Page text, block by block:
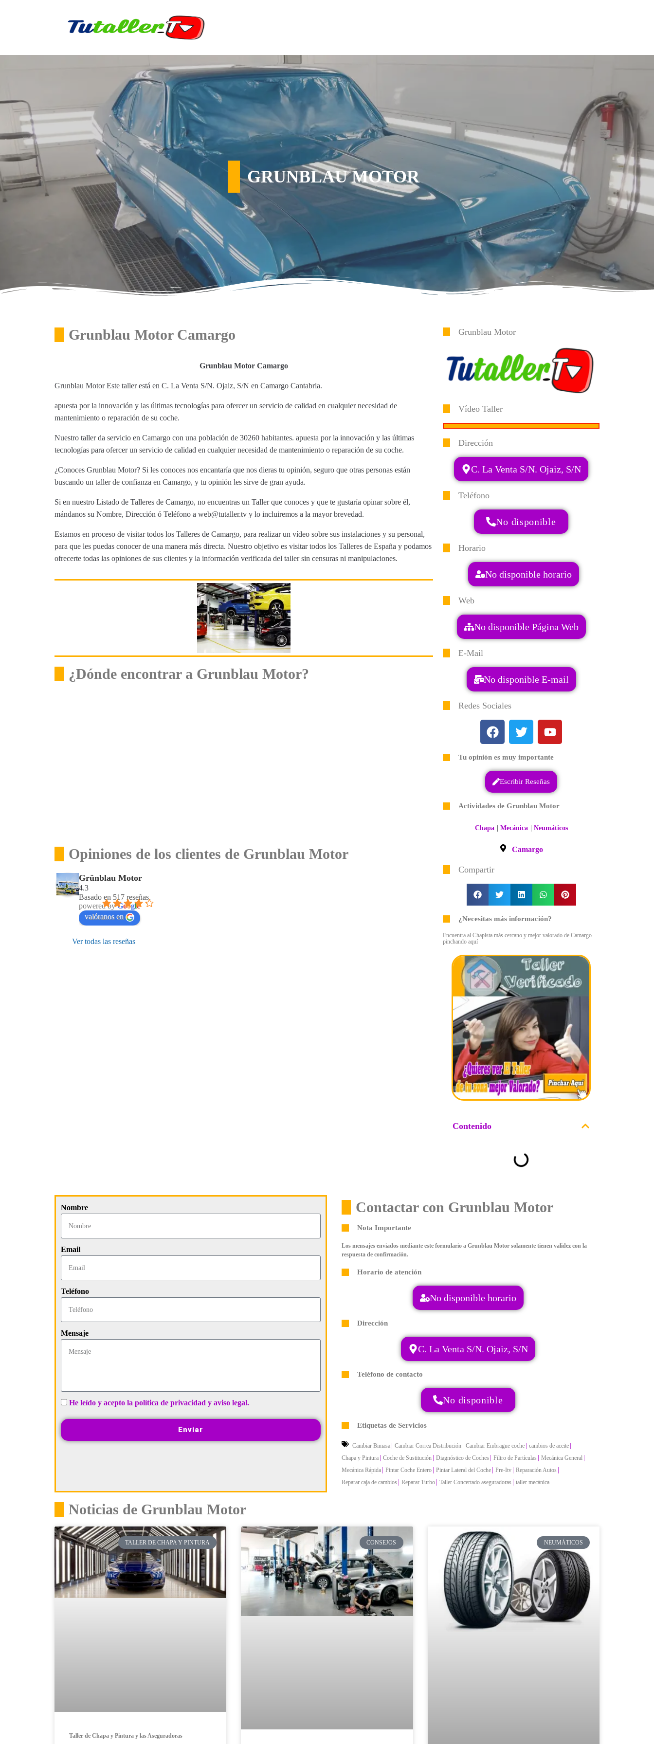
GRUNBLAU MOTOR
Grunblau Motor Camargo
Grunblau Motor Camargo
Grunblau Motor Este taller está en C. La Venta S/N. Ojaiz, S/N en Camargo Cantabria.
apuesta por la innovación y las últimas tecnologías para ofercer un servicio de calidad en cualquier necesidad de
mantenimiento o reparación de su coche.
Nuestro taller da servicio en Camargo con una población de 30260 habitantes. apuesta por la innovación y las últimas
tecnologías para ofercer un servicio de calidad en cualquier necesidad de mantenimiento o reparación de su coche.
¿Conoces Grunblau Motor? Si les conoces nos encantaría que nos dieras tu opinión, seguro que otras personas están
buscando un taller de confianza en Camargo, y tu opinión les sirve de gran ayuda.
Si en nuestro Listado de Talleres de Camargo, no encuentras un Taller que conoces y que te gustaría opinar sobre él,
mándanos su Nombre, Dirección ó Teléfono a web@tutaller.tv y lo incluiremos a la mayor brevedad.
Estamos en proceso de visitar todos los Talleres de Camargo, para realizar un vídeo sobre sus instalaciones y su personal,
para que les puedas conocer de una manera más directa. Nuestro objetivo es visitar todos los Talleres de España y podamos
ofrecerte todas las opiniones de sus clientes y la información verificada del taller sin censuras ni manipulaciones.
¿Dónde encontrar a Grunblau Motor?
Opiniones de los clientes de Grunblau Motor
Grünblau Motor
4.3
Basado en 517 reseñas.
powered byGoogle
valóranos en
Ver todas las reseñas
Grunblau Motor
Vídeo Taller
Dirección
C. La Venta S/N. Ojaiz, S/N
Teléfono
No disponible
Horario
No disponible horario
Web
No disponible Página Web
E-Mail
No disponible E-mail
Redes Sociales
Tu opinión es muy importante
Escribir Reseñas
Actividades de Grunblau Motor
Chapa | Mecánica | Neumáticos
Camargo
Compartir
¿Necesitas más información?
Encuentra al Chapista más cercano y mejor valorado de Camargo
pinchando aquí
Contenido
Nombre
Email
Teléfono
Mensaje
He leído y acepto la política de privacidad y aviso legal.
Enviar
Contactar con Grunblau Motor
Nota Importante
Los mensajes enviados mediante este formulario a Grunblau Motor solamente tienen validez con la
respuesta de confirmación.
Horario de atención
No disponible horario
Dirección
C. La Venta S/N. Ojaiz, S/N
Teléfono de contacto
No disponible
Etiquetas de Servicios
Cambiar Bimasa | Cambiar Correa Distribución | Cambiar Embrague coche | cambios de aceite |
Chapa y Pintura | Coche de Sustitución | Diagnóstico de Coches | Filtro de Partículas | Mecánica General |
Mecánica Rápida | Pintar Coche Entero | Pintar Lateral del Coche | Pre-Itv | Reparación Autos |
Reparar caja de cambios | Reparar Turbo | Taller Concertado aseguradoras | taller mecánica
Noticias de Grunblau Motor
TALLER DE CHAPA Y PINTURA
Taller de Chapa y Pintura y las Aseguradoras
CONSEJOS NEUMÁTICOS